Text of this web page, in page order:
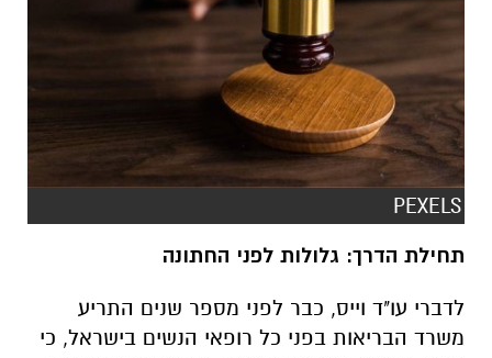
PEXELS
תחילת הדרך: גלולות לפני החתונה
לדברי עו"ד וייס, כבר לפני מספר שנים התריע
משרד הבריאות בפני כל רופאי הנשים בישראל, כי